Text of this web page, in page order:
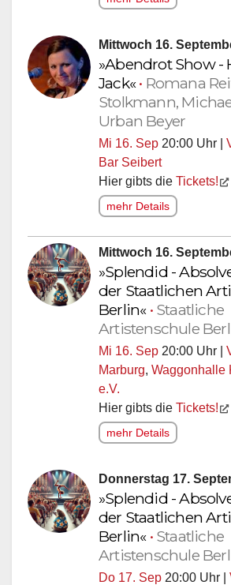
Mittwoch 16.
»Abendrot Show -
Jack«• Romana
Stolkmann,
Urban Beyer
Mi 16. Sep 20:00 Uhr |
Bar Seibert
Hier gibts die Tickets!
mehr Details
Mittwoch 16.
»Splendid -
der Staatlichen
Berlin« • Staatliche
Artistenschule
Mi 16. Sep 20:00 Uhr |
Marburg, Waggonhalle
e.V.
Hier gibts die Tickets!
mehr Details
Donnerstag 17.
»Splendid -
der Staatlichen
Berlin« • Staatliche
Artistenschule
Do 17. Sep 20:00 Uhr |